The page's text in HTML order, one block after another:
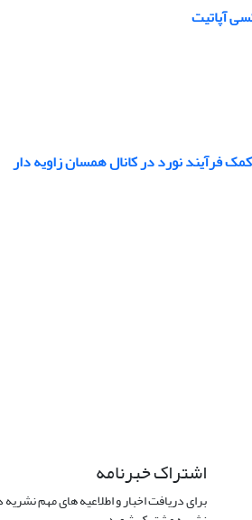
آپاتیت
فرآیند نورد در کانال همسان زاویه دار
اشتراک خبرنامه
برای دریافت اخبار و اطلاعیه های مهم نشریه